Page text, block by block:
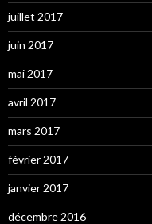
juillet 2017
juin 2017
mai 2017
avril 2017
mars 2017
février 2017
janvier 2017
décembre 2016